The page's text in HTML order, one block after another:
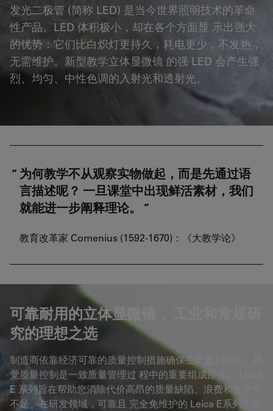
发光二极管 (简称 LED) 是当今世界照明技术的革命
性产品。LED 体积极小，却在各个方面显 示出强大
的优势：它们比白炽灯更持久，耗电更少，不发热，
无需维护。新型教学立体显微镜 的强 LED 会产生强
烈、均匀、中性色调的入射光和透射光。
为何教学不从观察实物做起，而是先通过语
言描述呢？ 一旦课堂中出现鲜活素材，我们
就能进一步阐释理论。
教育改革家 Comenius (1592-1670)：《大教学论》
可靠耐用的立体显微镜， 工业和常规研
究的理想之选
制造商依靠经济可靠的质量控制措施确保生产盈利能力。视
觉质量控制是一致质量管理过 程中的重要组成部分。 Leica
E 系列旨在帮助您消除代价高昂的质量缺陷、浪费和生产力
不足。在研发领域，可靠且 完全免维护的 Leica E系列不但